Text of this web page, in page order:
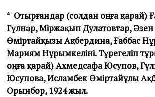
* Отырғандар (солдан оңға қарай)
Гүлнәр, Міржақып Дулатовтар,
Өміртайқызы Ақбердина, Ғаббас
Мариям Нұрымкеліні. Түрегеліп
оңға қарай) Ахмедсафа Юсупов,
Юсупова, Исламбек Өміртайұлы
Орынбор, 1924 жыл.